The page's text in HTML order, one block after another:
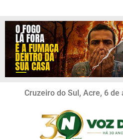
Cruzeiro do Sul, Acre, 6